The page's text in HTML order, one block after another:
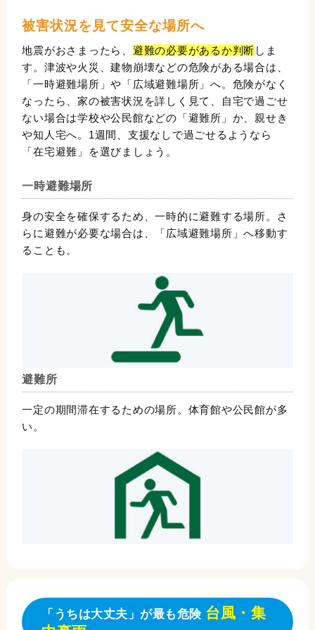
被害状況を見て安全な場所へ
地震がおさまったら、 避難の必要があるか判断 しま
す。津波や火災、建物崩壊などの危険がある場合は、
「一時避難場所」や「広域避難場所」へ。危険がなく
なったら、家の被害状況を詳しく見て、自宅で過ごせ
ない場合は学校や公民館などの「避難所」か、親せき
や知人宅へ。1週間、支援なしで過ごせるようなら
「在宅避難」を選びましょう。
一時避難場所
身の安全を確保するため、一時的に避難する場所。さ
らに避難が必要な場合は、「広域避難場所」へ移動す
ることも。
避難所
一定の期間滞在するための場所。体育館や公民館が多
い。
「うちは大丈夫」が最も危険 台風・集